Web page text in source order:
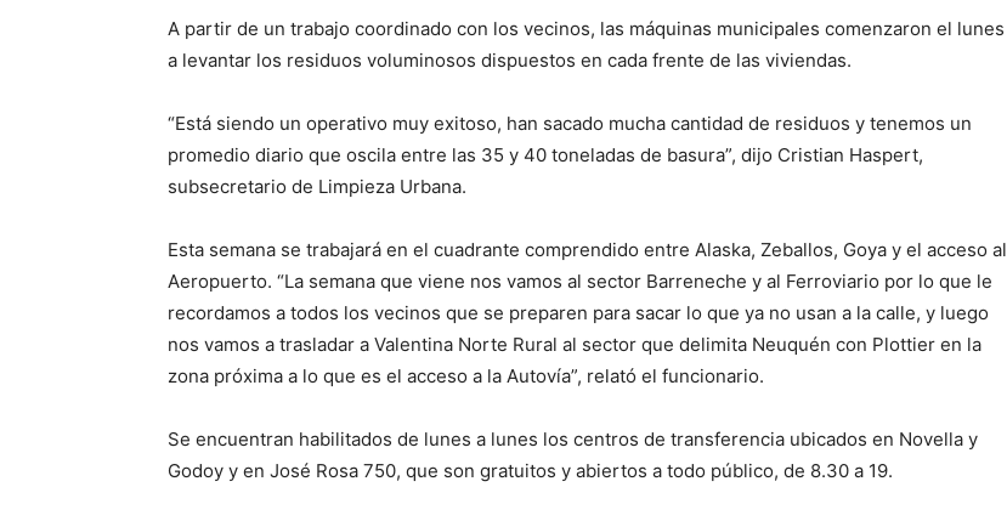
A partir de un trabajo coordinado con los vecinos, las máquinas municipales comenzaron el lunes
a levantar los residuos voluminosos dispuestos en cada frente de las viviendas.
“Está siendo un operativo muy exitoso, han sacado mucha cantidad de residuos y tenemos un
promedio diario que oscila entre las 35 y 40 toneladas de basura”, dijo Cristian Haspert,
subsecretario de Limpieza Urbana.
Esta semana se trabajará en el cuadrante comprendido entre Alaska, Zeballos, Goya y el acceso al
Aeropuerto. “La semana que viene nos vamos al sector Barreneche y al Ferroviario por lo que le
recordamos a todos los vecinos que se preparen para sacar lo que ya no usan a la calle, y luego
nos vamos a trasladar a Valentina Norte Rural al sector que delimita Neuquén con Plottier en la
zona próxima a lo que es el acceso a la Autovía”, relató el funcionario.
Se encuentran habilitados de lunes a lunes los centros de transferencia ubicados en Novella y
Godoy y en José Rosa 750, que son gratuitos y abiertos a todo público, de 8.30 a 19.